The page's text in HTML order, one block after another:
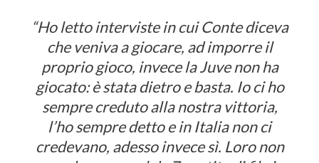
“Ho letto interviste in cui Conte diceva
che veniva a giocare, ad imporre il
proprio gioco, invece la Juve non ha
giocato: è stata dietro e basta. Io ci ho
sempre creduto alla nostra vittoria,
l’ho sempre detto e in Italia non ci
credevano, adesso invece sì. Loro non